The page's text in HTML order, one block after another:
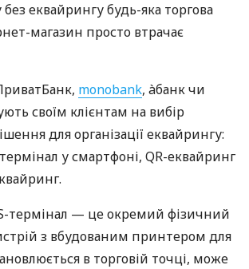
еквайрингу будь-яка торгова
магазин просто втрачає
monobank, àбанк чи
своїм клієнтам на вибір
для організації еквайрингу:
у смартфоні, QR-еквайринг
термінал — це окремий фізичний
з вбудованим принтером для
в торговій точці, може